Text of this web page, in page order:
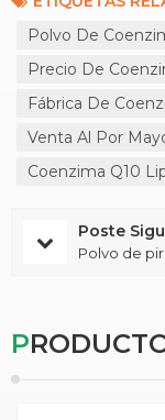
Polvo De
Precio De
Fábrica De
Venta Al Por
Coenzima Q10
Poste
Polvo de